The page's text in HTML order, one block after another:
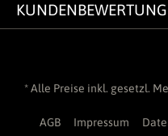
* Alle Preise inkl. gesetzl.
AGB Impressum